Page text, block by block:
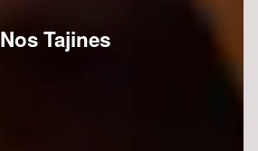
Nos Tajines